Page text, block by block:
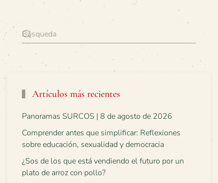
Artículos más recientes
Panoramas SURCOS | 8 de agosto de 2026
Comprender antes que simplificar: Reflexiones
sobre educación, sexualidad y democracia
¿Sos de los que está vendiendo el futuro por un
plato de arroz con pollo?